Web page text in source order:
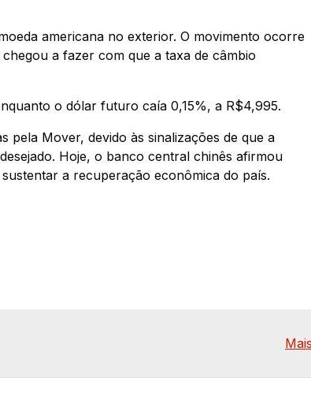
americana no exterior. O movimento ocorre
a fazer com que a taxa de câmbio
o dólar futuro caía 0,15%, a R$4,995.
pela Mover, devido às sinalizações de que a
Hoje, o banco central chinês afirmou
a recuperação econômica do país.